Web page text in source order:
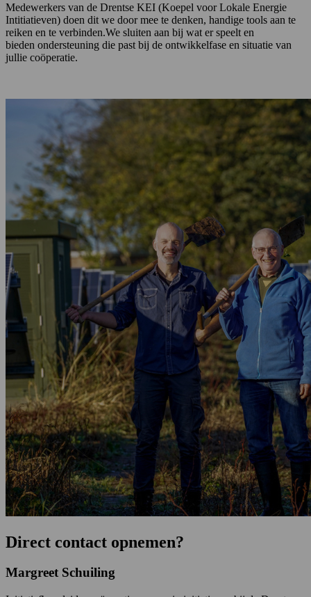
Medewerkers van de Drentse KEI (Koepel voor Lokale Energie
Intitiatieven) doen dit we door mee te denken, handige tools aan te
reiken en te verbinden.We sluiten aan bij wat er speelt en
bieden ondersteuning die past bij de ontwikkelfase en situatie van
jullie coöperatie.
Direct contact opnemen?
Margreet Schuiling